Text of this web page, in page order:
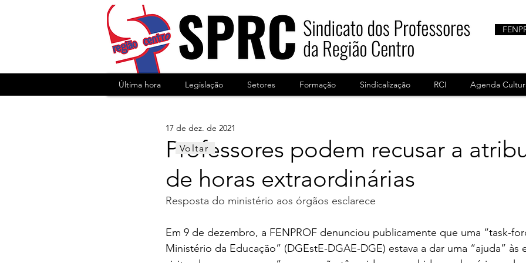
Última hora Legislação Setores Formação Sindicalização RCI Agenda
Professores podem recusar a
de horas extraordinárias
17 de dez. de 2021
Resposta do ministério aos órgãos esclarece
Em 9 de dezembro, a FENPROF denunciou publicamente que uma “task-
Ministério da Educação” (DGEstE-DGAE-DGE) estava a dar uma “ajuda” às
Voltar